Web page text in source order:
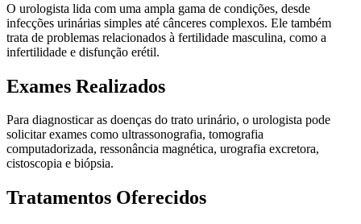
O urologista lida com uma ampla gama de condições, desde
infecções urinárias simples até cânceres complexos. Ele também
trata de problemas relacionados à fertilidade masculina, como a
infertilidade e disfunção erétil.
Exames Realizados
Para diagnosticar as doenças do trato urinário, o urologista pode
solicitar exames como ultrassonografia, tomografia
computadorizada, ressonância magnética, urografia excretora,
cistoscopia e biópsia.
Tratamentos Oferecidos